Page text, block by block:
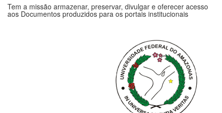
Tem a missão armazenar, preservar, divulgar e oferecer acesso
aos Documentos produzidos para os portais institucionais